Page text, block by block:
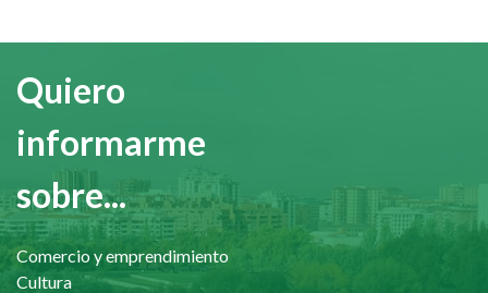
Quiero
informarme
sobre...
Comercio y emprendimiento
Cultura